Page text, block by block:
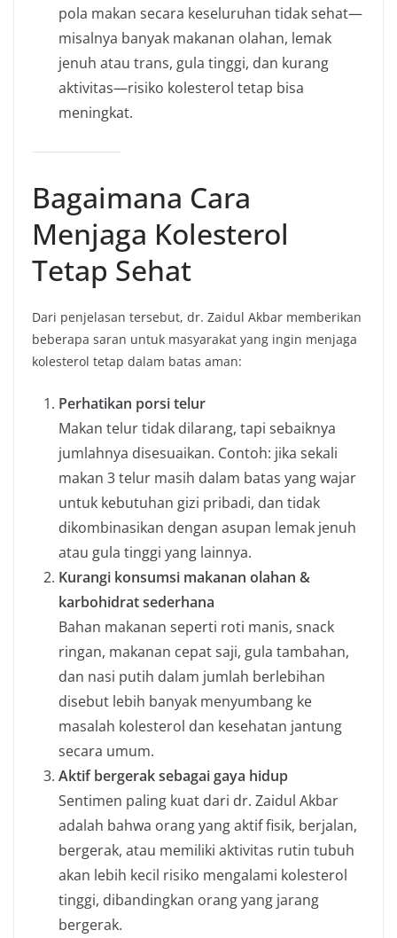
pola makan secara keseluruhan tidak sehat—
misalnya banyak makanan olahan, lemak
jenuh atau trans, gula tinggi, dan kurang
aktivitas—risiko kolesterol tetap bisa
meningkat.
Bagaimana Cara
Menjaga Kolesterol
Tetap Sehat
Dari penjelasan tersebut, dr. Zaidul Akbar memberikan
beberapa saran untuk masyarakat yang ingin menjaga
kolesterol tetap dalam batas aman:
Perhatikan porsi telur
Makan telur tidak dilarang, tapi sebaiknya
jumlahnya disesuaikan. Contoh: jika sekali
makan 3 telur masih dalam batas yang wajar
untuk kebutuhan gizi pribadi, dan tidak
dikombinasikan dengan asupan lemak jenuh
atau gula tinggi yang lainnya.
Kurangi konsumsi makanan olahan &
karbohidrat sederhana
Bahan makanan seperti roti manis, snack
ringan, makanan cepat saji, gula tambahan,
dan nasi putih dalam jumlah berlebihan
disebut lebih banyak menyumbang ke
masalah kolesterol dan kesehatan jantung
secara umum.
Aktif bergerak sebagai gaya hidup
Sentimen paling kuat dari dr. Zaidul Akbar
adalah bahwa orang yang aktif fisik, berjalan,
bergerak, atau memiliki aktivitas rutin tubuh
akan lebih kecil risiko mengalami kolesterol
tinggi, dibandingkan orang yang jarang
bergerak.